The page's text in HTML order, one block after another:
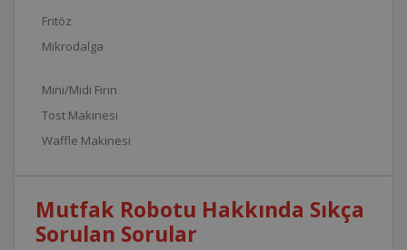
Fritöz
Mikrodalga
Mini/Midi Fırın
Tost Makinesi
Waffle Makinesi
Mutfak Robotu Hakkında Sıkça
Sorulan Sorular